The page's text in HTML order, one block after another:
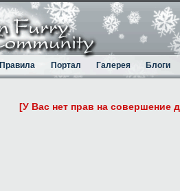
Правила Портал Галерея Блоги
[У Вас нет прав на совершение